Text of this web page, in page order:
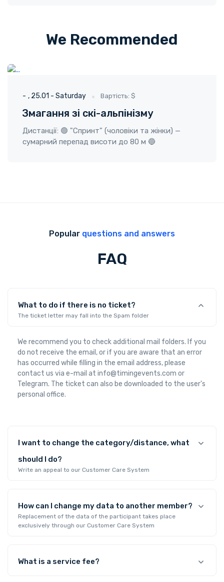
We Recommended
- 25.01 - Saturday Вартість: $
Змагання зі скі-альпінізму
Дистанції: 🟢 "Спринт" (чоловіки та жінки) —
сумарний перепад висоти до 80 м 🔵
Popular questions and answers
FAQ
What to do if there is no ticket?
The ticket letter may fall into the Spam folder
We recommend you to check additional mail folders. If you
do not receive the email, or if you are aware that an error
has occurred while filling in the email address, please
contact us via e-mail at info@timingevents.com or
Telegram. The ticket can also be downloaded to the user's
personal office.
I want to change the category/distance, what
should I do?
Write an appeal to our Customer Care System
How can I change my data to another member?
Replacement of the data of the participant takes place
exclusively through our Customer Care System
What is a service fee?